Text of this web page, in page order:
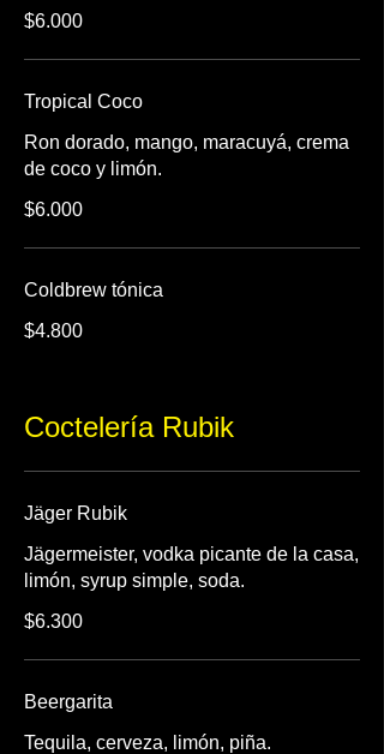
$6.000
Tropical Coco
Ron dorado, mango, maracuyá, crema
de coco y limón.
$6.000
Coldbrew tónica
$4.800
Coctelería Rubik
Jäger Rubik
Jägermeister, vodka picante de la casa,
limón, syrup simple, soda.
$6.300
Beergarita
Tequila, cerveza, limón, piña.